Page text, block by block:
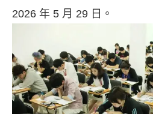
2026 年 5 月 29 日。